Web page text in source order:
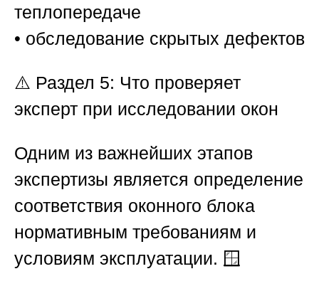
теплопередаче
• обследование скрытых дефектов
⚠️ Раздел 5: Что проверяет
эксперт при исследовании окон
Одним из важнейших этапов
экспертизы является определение
соответствия оконного блока
нормативным требованиям и
условиям эксплуатации. 🪟